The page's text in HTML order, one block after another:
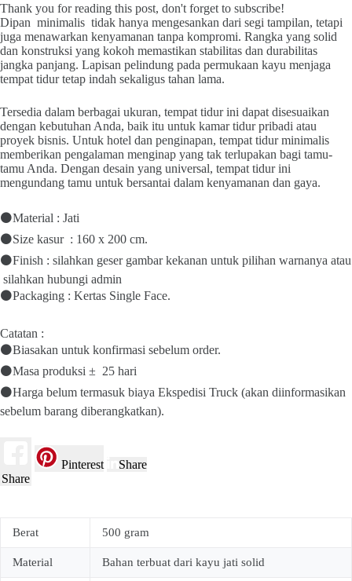
Thank you for reading this post, don't forget to subscribe!
Dipan minimalis tidak hanya mengesankan dari segi tampilan, tetapi
juga menawarkan kenyamanan tanpa kompromi. Rangka yang solid
dan konstruksi yang kokoh memastikan stabilitas dan durabilitas
jangka panjang. Lapisan pelindung pada permukaan kayu menjaga
tempat tidur tetap indah sekaligus tahan lama.
Tersedia dalam berbagai ukuran, tempat tidur ini dapat disesuaikan
dengan kebutuhan Anda, baik itu untuk kamar tidur pribadi atau
proyek bisnis. Untuk hotel dan penginapan, tempat tidur minimalis
memberikan pengalaman menginap yang tak terlupakan bagi tamu-
tamu Anda. Dengan desain yang universal, tempat tidur ini
mengundang tamu untuk bersantai dalam kenyamanan dan gaya.
⚫Material : Jati
⚫Size kasur : 160 x 200 cm.
⚫Finish : silahkan geser gambar kekanan untuk pilihan warnanya atau
silahkan hubungi admin
⚫Packaging : Kertas Single Face.
Catatan :
⚫Biasakan untuk konfirmasi sebelum order.
⚫Masa produksi ± 25 hari
⚫Harga belum termasuk biaya Ekspedisi Truck (akan diinformasikan
sebelum barang diberangkatkan).
Share
Pinterest Share
Berat 500 gram
Material Bahan terbuat dari kayu jati solid